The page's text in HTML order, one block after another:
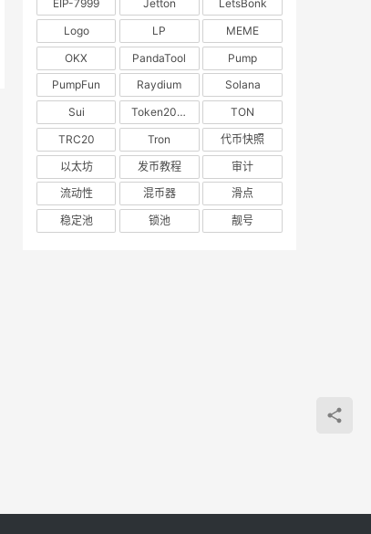
EIP-7999
Jetton
LetsBonk
Logo
LP
MEME
OKX
PandaTool
Pump
PumpFun
Raydium
Solana
Sui
Token2022
TON
TRC20
Tron
代币快照
以太坊
发币教程
审计
流动性
混币器
滑点
稳定池
锁池 靓号